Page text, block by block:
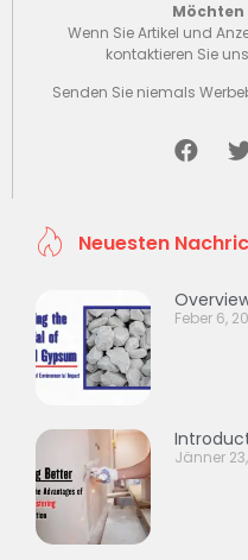
Wenn Sie Artikel und
kontaktieren Sie
Senden Sie niemals
Neuesten
Feber 6,
Jänner